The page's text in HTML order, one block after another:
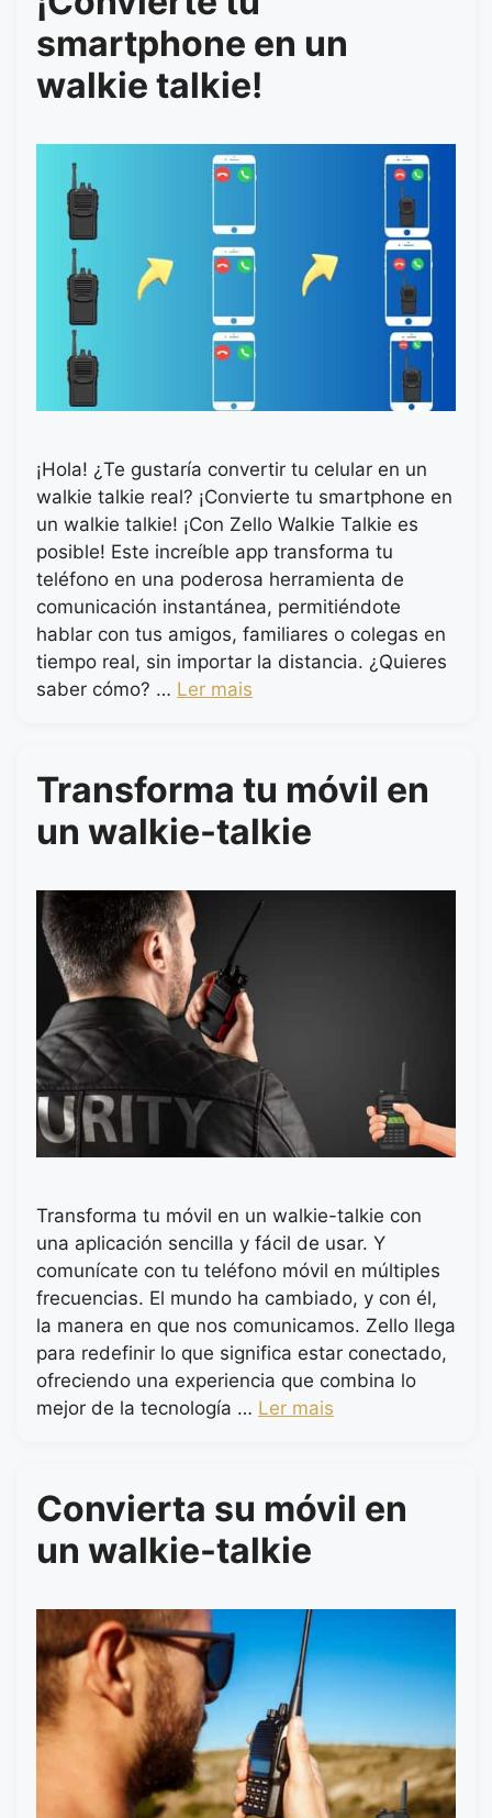
smartphone en un
walkie talkie!
¡Hola! ¿Te gustaría convertir tu celular en un
walkie talkie real? ¡Convierte tu smartphone en
un walkie talkie! ¡Con Zello Walkie Talkie es
posible! Este increíble app transforma tu
teléfono en una poderosa herramienta de
comunicación instantánea, permitiéndote
hablar con tus amigos, familiares o colegas en
tiempo real, sin importar la distancia. ¿Quieres
saber cómo? … Ler mais
Transforma tu móvil en
un walkie-talkie
Transforma tu móvil en un walkie-talkie con
una aplicación sencilla y fácil de usar. Y
comunícate con tu teléfono móvil en múltiples
frecuencias. El mundo ha cambiado, y con él,
la manera en que nos comunicamos. Zello llega
para redefinir lo que significa estar conectado,
ofreciendo una experiencia que combina lo
mejor de la tecnología … Ler mais
Convierta su móvil en
un walkie-talkie